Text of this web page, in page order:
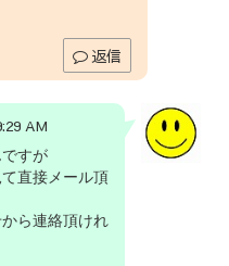
返信
AM
すが
直接メール頂
ら連絡頂けれ